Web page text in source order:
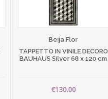
Beija Flor
TAPPETTO IN VINILE DECORO
BAUHAUS Silver 68 x 120 cm
€130.00